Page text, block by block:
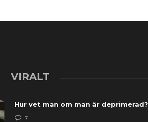
VIRALT
Hur vet man om man är deprimerad?
7